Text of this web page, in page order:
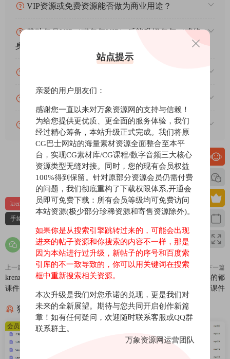
VIP资源或免费资源能否做为商业用途？
赞助包月VIP（或包年VIP）后能升级包年（或终
身VIP）吗？
VIP会员剩余时间查询？
0 0
krenz教程 krenz色彩课 k大色彩第五期 k大色彩课
手绘基础课
上一篇
krenz2019透视课k大透视第五期有
课件
下一篇
krenz透视色彩构成三门2018年的都
有课件
猜你喜欢
会员免费
站点提示
亲爱的用户朋友们：
感谢您一直以来对万象资源网的支持与信赖！
为给您提供更优质、更全面的服务体验，我们
经过精心筹备，本站升级正式完成。我们将原
CG巴士网站的海量素材资源全面整合至本平
台，实现CG素材库/CG课程/数字音频三大核心
资源类型无缝对接。同时，您的现有会员权益
100%得到保留。针对原部分资源会员仍需付费
的问题，我们彻底重构了下载权限体系,开通会
员即可免费下载：所有会员等级均可免费访问
本站资源(极少部分珍稀资源和寄售资源除外)。
如果你是从搜索引擎跳转过来的，可能会出现
进来的帖子资源和你搜索的内容不一样，那是
因为本站进行过升级，新帖子的序号和百度索
引库的不一致导致的，你可以用关键词在搜索
框中重新搜索相关资源。
本次升级是我们对您承诺的兑现，更是我们对
未来的全新展望。期待与您共同开启创作新篇
章！如有任何疑问，欢迎随时联系客服或QQ群
联系群主。
万象资源网运营团队